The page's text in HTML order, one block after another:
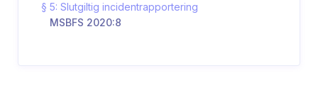
§ 5: Slutgiltig incidentrapportering
MSBFS 2020:8